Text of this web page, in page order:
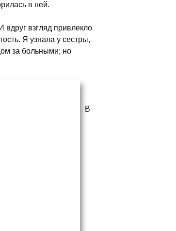
в ней.
вдруг взгляд привлекло
Я узнала у сестры,
за больными; но
В